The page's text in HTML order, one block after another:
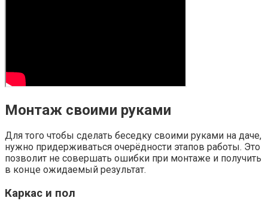
Монтаж своими руками
Для того чтобы сделать беседку своими руками на даче,
нужно придерживаться очерёдности этапов работы. Это
позволит не совершать ошибки при монтаже и получить
в конце ожидаемый результат.
Каркас и пол